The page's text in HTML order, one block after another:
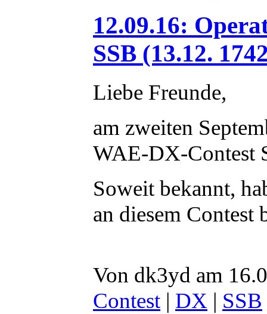
12.09.16:
SSB (13.12.
Liebe Freunde,
am zweiten
WAE-DX-Contest
Soweit bekannt,
an diesem Contest
Von dk3yd am
Contest | DX | SSB